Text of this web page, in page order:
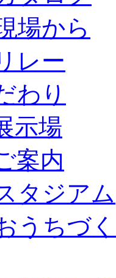
場から
レー
わり
示場
案内
タジアム
うちづ